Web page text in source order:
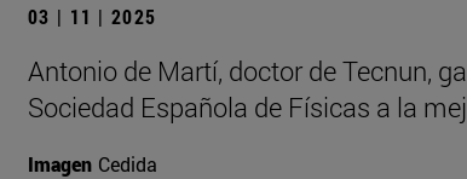
03 | 11 | 2025
Antonio de Martí, doctor de Tecnun,
Sociedad Española de Físicas a la
Imagen Cedida